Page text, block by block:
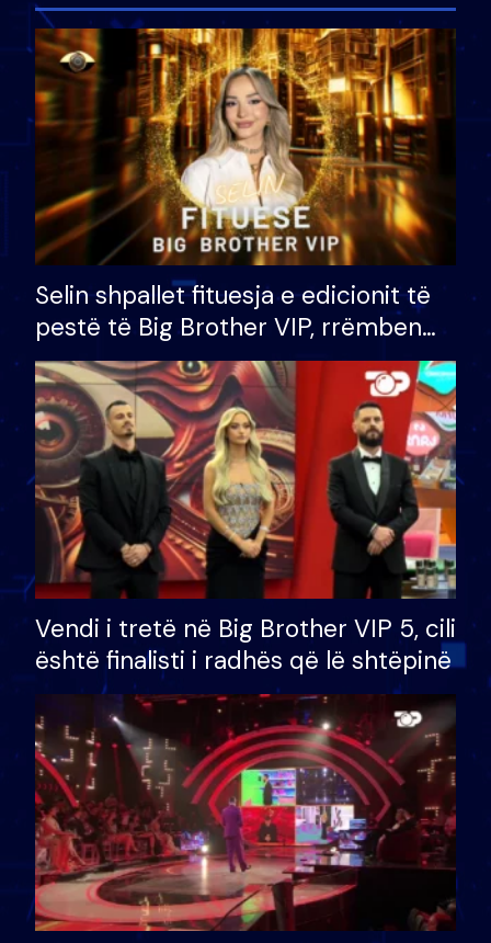
Selin shpallet fituesja e edicionit të
pestë të Big Brother VIP, rrëmben
çmimin e madh prej 100 mijë eurosh
Vendi i tretë në Big Brother VIP 5, cili
është finalisti i radhës që lë shtëpinë